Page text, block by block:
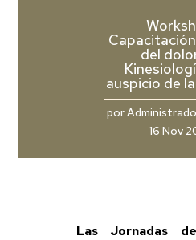
del
auspicio de
por
16 Nov
Las Jornadas de